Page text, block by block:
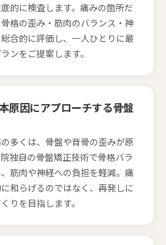
的に検査します。痛みの箇所だ
格の歪み・筋肉のバランス・神
合的に評価し、一人ひとりに最
ンをご提案します。
原因にアプローチする骨盤
多くは、骨盤や背骨の歪みが原
独自の骨盤矯正技術で骨格バラ
筋肉や神経への負担を軽減。痛
和らげるのではなく、再発しに
りを目指します。